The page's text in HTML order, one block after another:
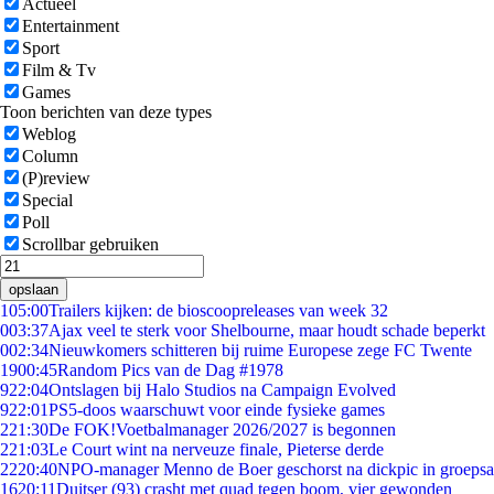
Actueel
Entertainment
Sport
Film & Tv
Games
Toon berichten van deze types
Weblog
Column
(P)review
Special
Poll
Scrollbar gebruiken
opslaan
105:00Trailers kijken: de bioscoopreleases van week 32
003:37Ajax veel te sterk voor Shelbourne, maar houdt schade beperkt
002:34Nieuwkomers schitteren bij ruime Europese zege FC Twente
1900:45Random Pics van de Dag #1978
922:04Ontslagen bij Halo Studios na Campaign Evolved
922:01PS5-doos waarschuwt voor einde fysieke games
221:30De FOK!Voetbalmanager 2026/2027 is begonnen
221:03Le Court wint na nerveuze finale, Pieterse derde
2220:40NPO-manager Menno de Boer geschorst na dickpic in
1620:11Duitser (93) crasht met quad tegen boom, vier gewonden